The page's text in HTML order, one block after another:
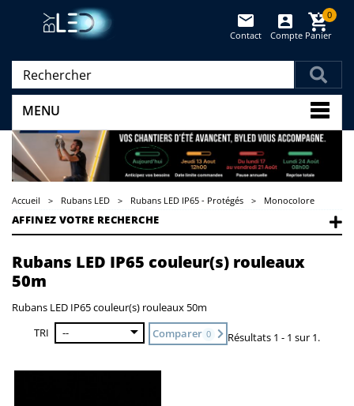
Panier
0
Compte
Contact
MENU
Accueil > Rubans LED > Rubans LED IP65 - Protégés > Monocolore
AFFINEZ VOTRE RECHERCHE
Rubans LED IP65 couleur(s) rouleaux
50m
Rubans LED IP65 couleur(s) rouleaux 50m
Résultats 1 - 1 sur 1.
TRI -- Comparer 0